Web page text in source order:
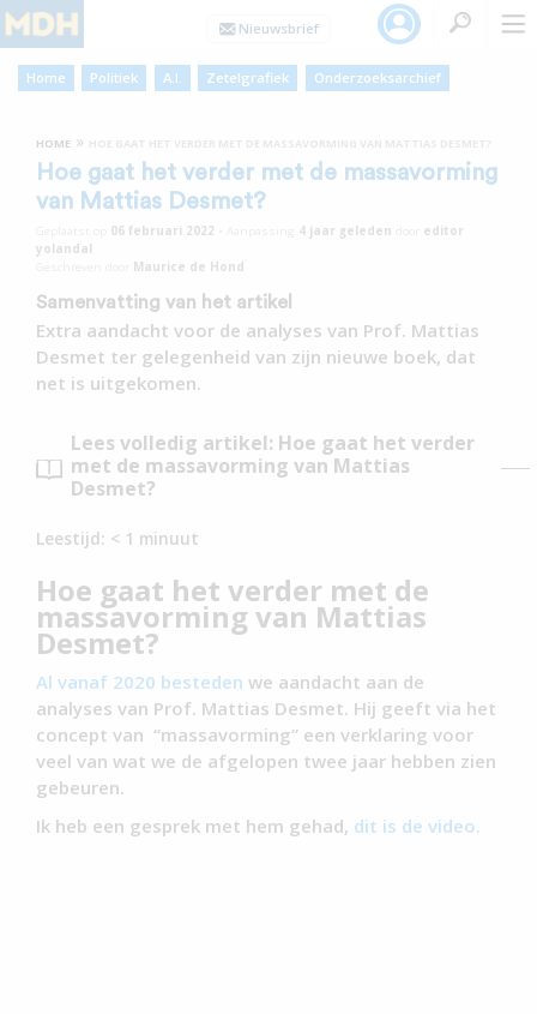
Home Politiek A.I. Zetelgrafiek Onderzoeksarchief
HOME »
Hoe gaat het verder met de massavorming
van Mattias Desmet?
06 februari 2022 4 jaar geleden
editor
yolandal
Maurice de Hond
Samenvatting van het artikel
Extra aandacht voor de analyses van Prof. Mattias
Desmet ter gelegenheid van zijn nieuwe boek, dat
net is uitgekomen.
Lees volledig artikel: Hoe gaat het verder
met de massavorming van Mattias
Desmet?
Leestijd: < 1 minuut
Hoe gaat het verder met de
massavorming van Mattias
Desmet?
Al vanaf 2020 besteden we aandacht aan de
analyses van Prof. Mattias Desmet. Hij geeft via het
concept van “massavorming” een verklaring voor
veel van wat we de afgelopen twee jaar hebben zien
gebeuren.
Ik heb een gesprek met hem gehad, dit is de video.